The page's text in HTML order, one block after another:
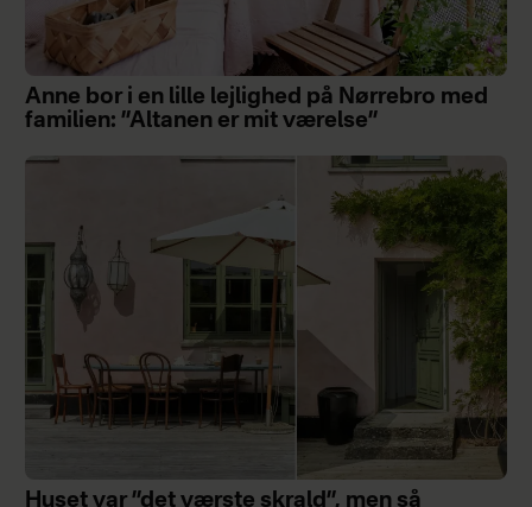
Anne bor i en lille lejlighed på Nørrebro med
familien: ”Altanen er mit værelse”
Huset var ”det værste skrald”, men så